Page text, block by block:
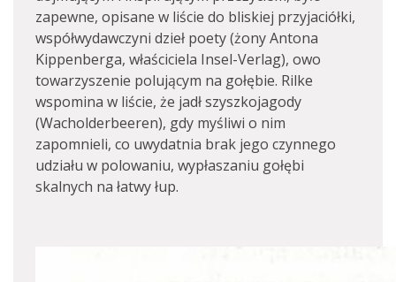
zapewne, opisane w liście do bliskiej przyjaciółki,
współwydawczyni dzieł poety (żony Antona
Kippenberga, właściciela Insel-Verlag), owo
towarzyszenie polującym na gołębie. Rilke
wspomina w liście, że jadł szyszkojagody
(Wacholderbeeren), gdy myśliwi o nim
zapomnieli, co uwydatnia brak jego czynnego
udziału w polowaniu, wypłaszaniu gołębi
skalnych na łatwy łup.